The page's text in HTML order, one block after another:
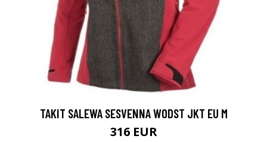
TAKIT SALEWA SESVENNA WODST JKT EU M
316 EUR